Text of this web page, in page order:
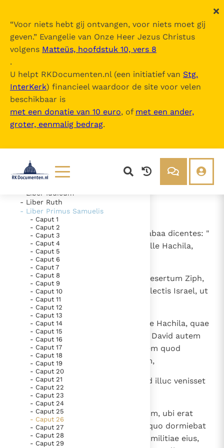
“Voor niets hebt gij ontvangen, voor niets moet gij
geven.” Evangelie van Onze Heer Jezus Christus
volgens Matteüs, hoofdstuk 10, vers 8
.
U helpt RKDocumenten.nl (een initiatief van Stg.
InterKerk) financieel waardoor de site voor velen
beschikbaar is
met een donatie van 10 euro, of met een ander,
groter, eenmalig bedrag.
Lezen
Documenten
Thema’s
Berichten
Denzinger
Over ons
Nieuwste Documenten
5. Het gebed van de Kerk
In Christus wordt onze honger vervuld
Leer de kostbare parel van Gods koninkrijk te
herkennen
Gods Koninkrijk groeit stilletjes door liefde, niet door
dwang
De mystiek. De mystieke verschijnselen en de
heiligheid
Berichten
Het Vaticaan publiceert een nieuwe Latijnse uitgave
van het Romeins martyrologium
Vaticaanse financiële waakhond verliest autonomie
Paus spreekt het Wereldvoedselprogramma toe
Nova Vulgata
Inhoudsopgave
uitklappen
- Vetus Testamentum
- Liber Exodus
- Liber Numeri
- Liber Deuteronomii
- Liber Iudicum
- Liber Ruth
- Liber Primus Samuelis
- Caput 1
- Caput 2
- Caput 3
- Caput 4
- Caput 5
- Caput 6
- Caput 7
- Caput 8
- Caput 9
- Caput 10
- Caput 11
- Caput 12
- Caput 13
- Caput 14
- Caput 15
- Caput 16
- Caput 17
- Caput 18
- Caput 19
- Caput 20
- Caput 21
- Caput 22
- Caput 23
- Caput 24
- Caput 25
- Caput 26
- Caput 27
- Caput 28
- Caput 29
- Caput 26
Et venerunt Ziphaei ad Saul in Gabaa dicentes: "
Ecce David absconditus est in colle Hachila,
quae est ex adverso solitudinis ".
Et surrexit Saul et descendit in desertum Ziph,
et cum eo tria milia virorum de electis Israel, ut
quaereret David in deserto Ziph.
Et castrametatus est Saul in colle Hachila, quae
erat ex adverso solitudinis in via. David autem
habitabat in deserto; videns autem quod
venisset Saul post se in desertum,
misit exploratores et didicit quod illuc venisset
certissime.
Et surrexit David et venit ad locum, ubi erat
Saul. Cumque vidisset locum, in quo dormiebat
Saul et Abner filius Ner princeps militiae eius,